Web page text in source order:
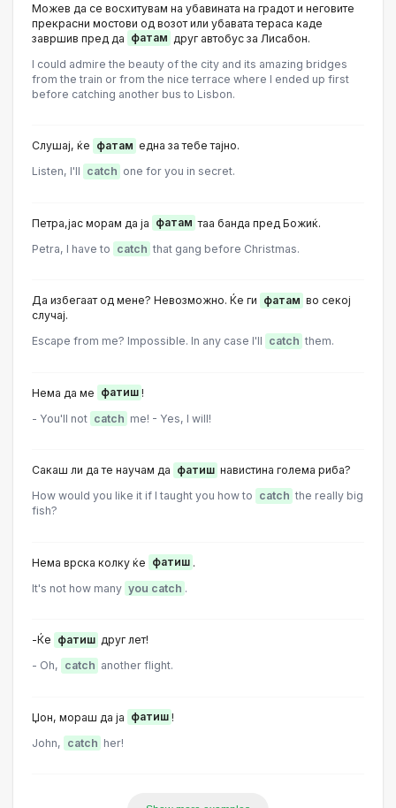
Можев да се восхитувам на убавината на градот и неговите
прекрасни мостови од возот или убавата тераса каде
завршив пред да фатам друг автобус за Лисабон.
I could admire the beauty of the city and its amazing bridges
from the train or from the nice terrace where I ended up first
before catching another bus to Lisbon.
Слушај, ќе фатам една за тебе тајно.
Listen, I'll catch one for you in secret.
Петра,јас морам да ја фатам таа банда пред Божиќ.
Petra, I have to catch that gang before Christmas.
Да избегаат од мене? Невозможно. Ќе ги фатам во секој
случај.
Escape from me? lmpossible. ln any case I'll catch them.
Нема да ме фатиш !
- You'll not catch me! - Yes, I will!
Сакаш ли да те научам да фатиш навистина голема риба?
How would you like it if I taught you how to catch the really big
fish?
Нема врска колку ќе фатиш .
It's not how many you catch .
-Ќе фатиш друг лет!
- Oh, catch another flight.
Џон, мораш да ја фатиш !
John, catch her!